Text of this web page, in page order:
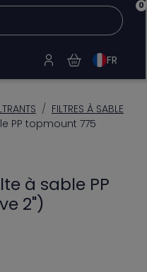
0
FR
FILTRES À SABLE
PP topmount 775
à sable PP
2")